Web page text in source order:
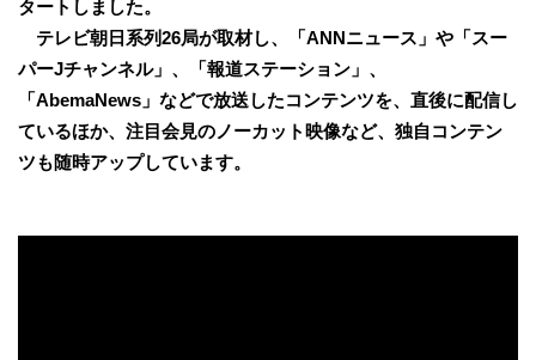
タートしました。
テレビ朝日系列26局が取材し、
「ANNニュース 」 や 「スー
パーJチャンネル」 、 「報道ステーション 」 、
「AbemaNews 」 などで放送したコンテンツを、直後に配信し
ているほか、注目会見のノーカット映像など、独自コンテン
ツも随時アップしています。